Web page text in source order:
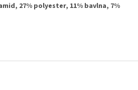
27% polyester, 11% bavlna, 7%